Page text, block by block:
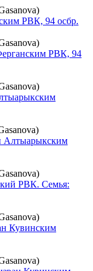
РВК, 94 осбр.
РВК, 94
Алтыарыкским
РВК. Семья:
Кувинским